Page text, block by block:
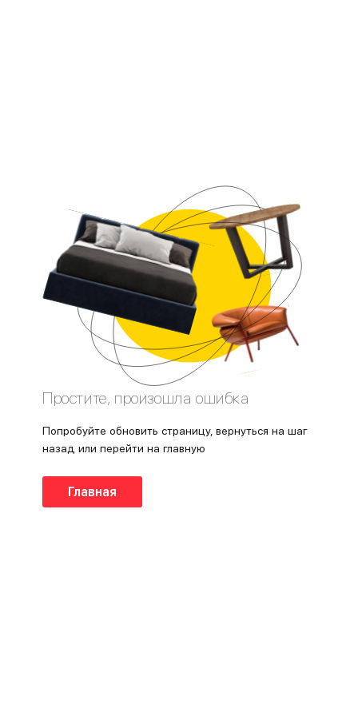
Простите, произошла ошибка
Попробуйте обновить страницу, вернуться на шаг
назад или перейти на главную
Главная